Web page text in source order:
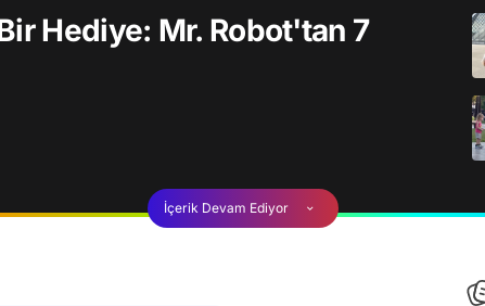
Hediye: Mr. Robot'tan 7
İçerik Devam Ediyor